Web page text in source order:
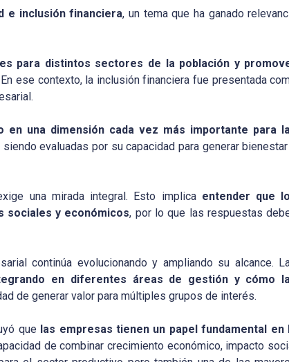
e inclusión financiera, un tema que ha ganado
para distintos sectores de la población y
ese contexto, la inclusión financiera fue presentada
una dimensión cada vez más importante para
evaluadas por su capacidad para generar
una mirada integral. Esto implicaentender que
sociales y económicos, por lo que las respuestas
continúa evolucionando y ampliando su alcance.
en diferentes áreas de gestión y cómo
de generar valor para múltiples grupos de interés.
que las empresas tienen un papel fundamental en
de combinar crecimiento económico, impacto